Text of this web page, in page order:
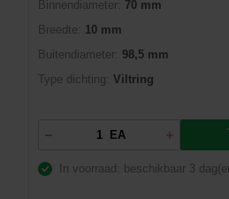
Binnendiameter: 70 mm
Breedte:
10 mm
Buitendiameter: 98,5 mm
Type dichting: Viltring
EA
In voorraad: beschikbaar 3